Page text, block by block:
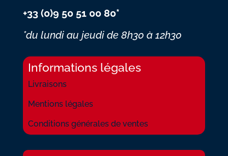
+33 (0)9 50 51 00 80*
*du lundi au jeudi de 8h30 à 12h30
Informations légales
Livraisons
Mentions légales
Conditions générales de ventes